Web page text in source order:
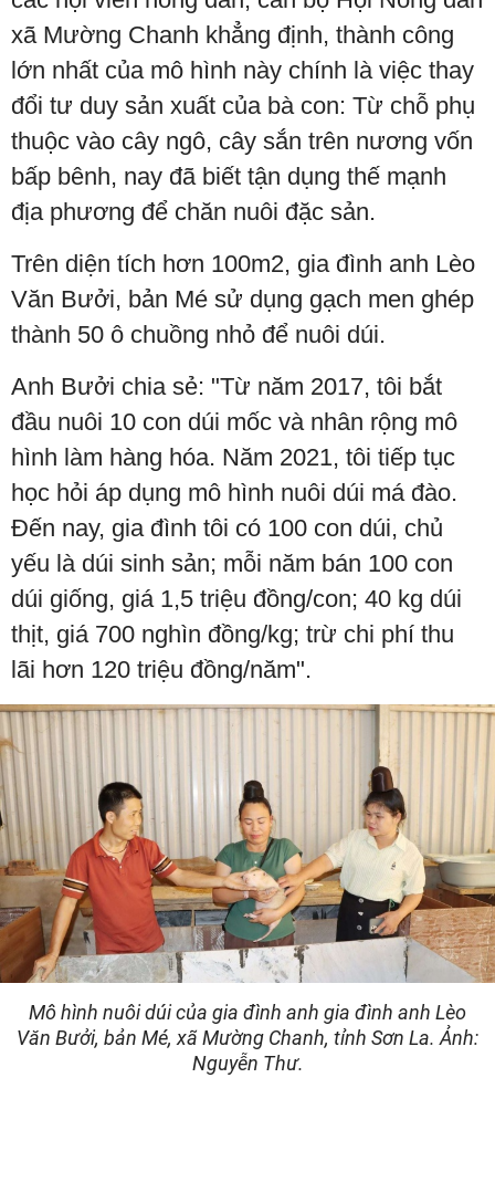
xã Mường Chanh khẳng định, thành công
lớn nhất của mô hình này chính là việc thay
đổi tư duy sản xuất của bà con: Từ chỗ phụ
thuộc vào cây ngô, cây sắn trên nương vốn
bấp bênh, nay đã biết tận dụng thế mạnh
địa phương để chăn nuôi đặc sản.
Trên diện tích hơn 100m2, gia đình anh Lèo
Văn Bưởi, bản Mé sử dụng gạch men ghép
thành 50 ô chuồng nhỏ để nuôi dúi.
Anh Bưởi chia sẻ: "Từ năm 2017, tôi bắt
đầu nuôi 10 con dúi mốc và nhân rộng mô
hình làm hàng hóa. Năm 2021, tôi tiếp tục
học hỏi áp dụng mô hình nuôi dúi má đào.
Đến nay, gia đình tôi có 100 con dúi, chủ
yếu là dúi sinh sản; mỗi năm bán 100 con
dúi giống, giá 1,5 triệu đồng/con; 40 kg dúi
thịt, giá 700 nghìn đồng/kg; trừ chi phí thu
lãi hơn 120 triệu đồng/năm".
Mô hình nuôi dúi của gia đình anh gia đình anh Lèo
Văn Bưởi, bản Mé, xã Mường Chanh, tỉnh Sơn La. Ảnh:
Nguyễn Thư.